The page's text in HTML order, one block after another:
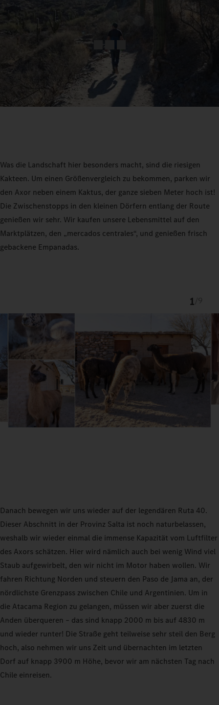
Was die Landschaft hier besonders macht, sind die riesigen
Kakteen. Um einen Größenvergleich zu bekommen, parken wir
den Axor neben einem Kaktus, der ganze sieben Meter hoch ist!
Die Zwischenstopps in den kleinen Dörfern entlang der Route
genießen wir sehr. Wir kaufen unsere Lebensmittel auf den
Marktplätzen, den „mercados centrales“, und genießen frisch
gebackene Empanadas.
1
Danach bewegen wir uns wieder auf der legendären Ruta 40.
Dieser Abschnitt in der Provinz Salta ist noch naturbelassen,
weshalb wir wieder einmal die immense Kapazität vom Luftfilter
des Axors schätzen. Hier wird nämlich auch bei wenig Wind viel
Staub aufgewirbelt, den wir nicht im Motor haben wollen. Wir
fahren Richtung Norden und steuern den Paso de Jama an, der
nördlichste Grenzpass zwischen Chile und Argentinien. Um in
die Atacama Region zu gelangen, müssen wir aber zuerst die
Anden überqueren – das sind knapp 2000 m bis auf 4830 m
und wieder runter! Die Straße geht teilweise sehr steil den Berg
hoch, also nehmen wir uns Zeit und übernachten im letzten
Dorf auf knapp 3900 m Höhe, bevor wir am nächsten Tag nach
Chile einreisen.